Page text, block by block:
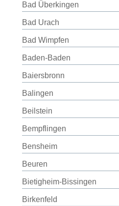
Bad Überkingen
Bad Urach
Bad Wimpfen
Baden-Baden
Baiersbronn
Balingen
Beilstein
Bempflingen
Bensheim
Beuren
Bietigheim-Bissingen
Birkenfeld